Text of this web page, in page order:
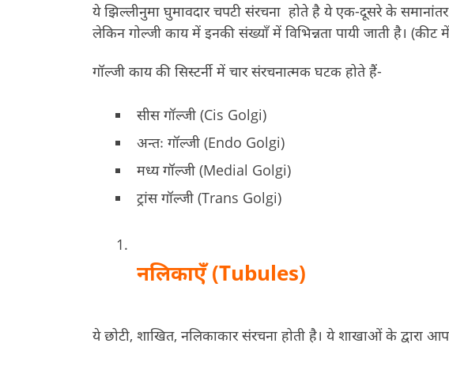
ये झिल्लीनुमा घुमावदार चपटी संरचना होते है ये एक-दूसरे के समानांतर
लेकिन गोल्जी काय में इनकी संख्याँ में विभिन्नता पायी जाती है। (कीट
गॉल्जी काय की सिस्टर्नी में चार संरचनात्मक घटक होते हैं-
सीस गॉल्जी (Cis Golgi)
अन्तः गॉल्जी (Endo Golgi)
मध्य गॉल्जी (Medial Golgi)
ट्रांस गॉल्जी (Trans Golgi)
नलिकाएँ (Tubules)
ये छोटी, शाखित, नलिकाकार संरचना होती है। ये शाखाओं के द्वारा